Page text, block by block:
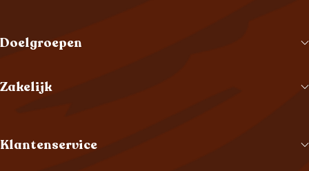
Doelgroepen
Zakelijk
Klantenservice